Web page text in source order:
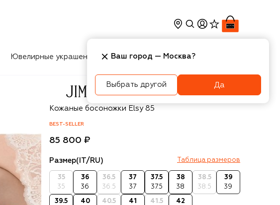
Ювелирные украшения Косметика Интерьер
Jimmy Choo
Кожаные босоножки Elsy 85
BEST-SELLER
85 800 ₽
Размер(IT/RU) Таблица размеров
35
35
36
36
36.5
36.5
37
37
37.5
37.5
38
38
38.5
38.5
39
39
39.5
40
40.5
41
41.5
42
Ваш город — Москва?
Выбрать другой Да